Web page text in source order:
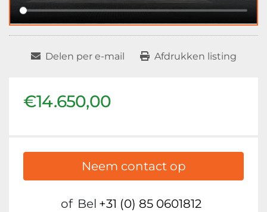
Delen per e-mail Afdrukken listing
€14.650,00
Neem contact op
of Bel +31 (0) 85 0601812